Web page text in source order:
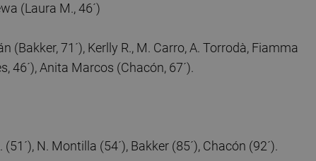
(Laura M., 46´)
(Bakker, 71´), Kerlly R., M. Carro, A. Torrodà, Fiamma
46´), Anita Marcos (Chacón, 67´).
(51´), N. Montilla (54´), Bakker (85´), Chacón (92´).